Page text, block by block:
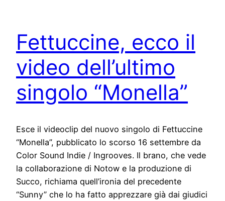
Fettuccine, ecco il
video dell’ultimo
singolo “Monella”
Esce il videoclip del nuovo singolo di Fettuccine
“Monella”, pubblicato lo scorso 16 settembre da
Color Sound Indie / Ingrooves. Il brano, che vede
la collaborazione di Notow e la produzione di
Succo, richiama quell’ironia del precedente
“Sunny” che lo ha fatto apprezzare già dai giudici